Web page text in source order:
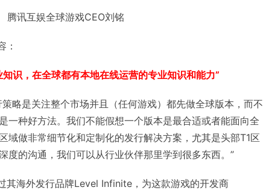
腾讯互娱全球游戏CEO刘铭
：
识，在全球都有本地在线运营的专业知识和能力”
略是关注整个市场并且（任何游戏）都先做全球版本，而不
一种好方法。我们不能假想一个版本是最合适或者能面向全
域做非常细节化和定制化的发行解决方案，尤其是头部T1区
度的沟通，我们可以从行业伙伴那里学到很多东西。”
其海外发行品牌Level Infinite，为这款游戏的开发商